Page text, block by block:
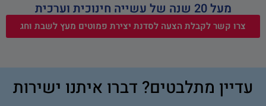
מעל 20 שנה של עשייה חינוכית וערכית
צרו קשר לקבלת הצעה לסדנת יצירת פמוטים מעץ לשבת וחג
עדיין מתלבטים? דברו איתנו ישירות